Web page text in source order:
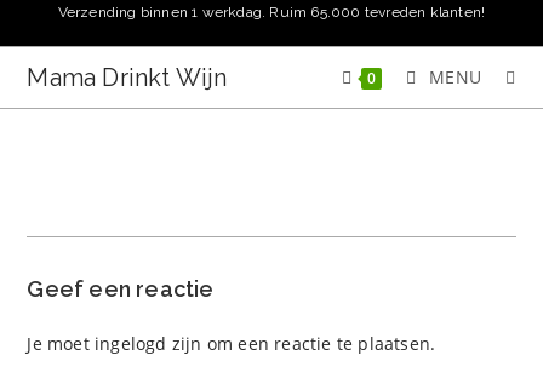
naar
inhoud
Verzending binnen 1 werkdag. Ruim 65.000 tevreden klanten!
Mama Drinkt Wijn 0 MENU
Geef een reactie
Je moet ingelogd zijn om een reactie te plaatsen.